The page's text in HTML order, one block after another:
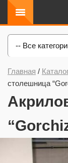
-- Все
Главная /
столешница